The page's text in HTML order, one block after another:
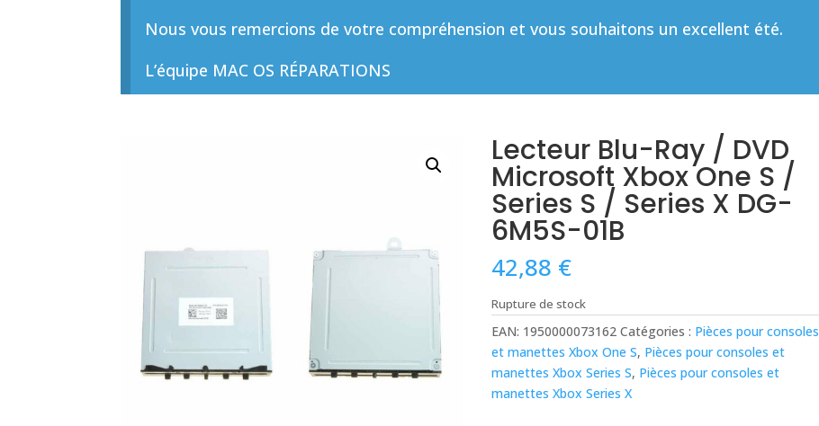
Nous vous remercions de votre compréhension et vous souhaitons un excellent été.
L’équipe MAC OS RÉPARATIONS
Lecteur Blu-Ray / DVD
Microsoft Xbox One S /
Series S / Series X DG-
6M5S-01B
42,88 €
Rupture de stock
EAN: 1950000073162 Catégories : Pièces pour consoles
et manettes Xbox One S, Pièces pour consoles et
manettes Xbox Series S, Pièces pour consoles et
manettes Xbox Series X